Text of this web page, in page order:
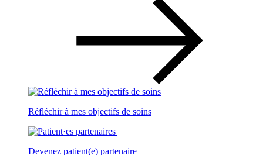
Réfléchir à mes objectifs de soins
Devenez patient(e) partenaire